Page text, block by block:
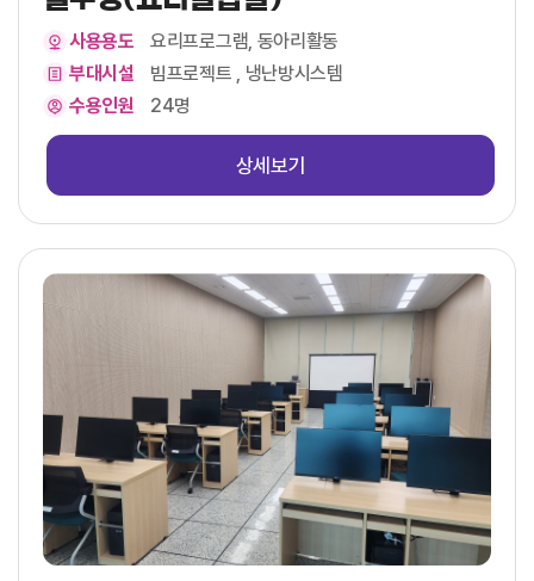
사용용도
요리프로그램, 동아리활동
부대시설
빔프로젝트 , 냉난방시스템
수용인원
24명
상세보기